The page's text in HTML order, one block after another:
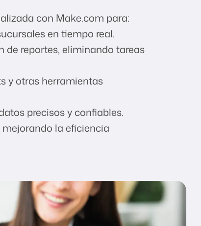
con Make.com para:
en tiempo real.
reportes, eliminando tareas
y otras herramientas
precisos y confiables.
la eficiencia